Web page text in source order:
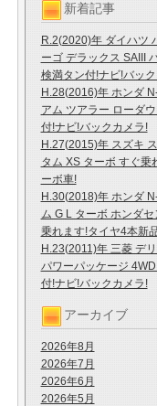
新着記事
R.2(2020)年 ダイハツ
ーゴ デラックス SAIII
検満タン付!ナビ!バッ
H.28(2016)年 ホンダ
アム ツアラー ローダ
付!ナビ!バックカメラ!
H.27(2015)年 スズキ
タム XS ターボ すぐ乗
ーボ車!
H.30(2018)年 ホンダ
ム G L ターボ ホンダ
乗れます!タイヤ4本新
H.23(2011)年 三菱 デ
パワーパッケージ
付!ナビ!バックカメラ!
アーカイブ
2026年8月
2026年7月
2026年6月
2026年5月